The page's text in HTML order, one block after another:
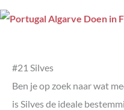
#21 Silves
Ben je op zoek naar wat
is Silves de ideale